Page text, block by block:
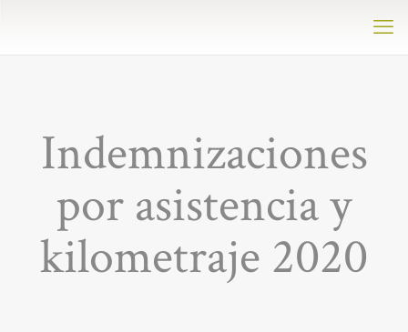
Indemnizaciones
por asistencia y
kilometraje 2020